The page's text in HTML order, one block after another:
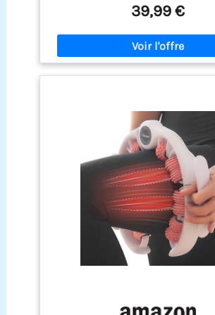
sculpte le corps. Augmentez les
une meilleure performance,
fascia pour la cellulite avec de la
cellulite, de l'huile corporelle ou
conducteur. Cela améliore la
approfondit les effets de massage
les résultats pour le raffermissement
le drainage lymphatique et la
cellulite. Cette machine de
de qualité supérieure est un cadeau
pour les mères, les épouses et les
aidant à obtenir une peau lisse, à
gonflements et à profiter d'une
profonde.
tr/min et pénètre profondément
pour vous offrir un massage sûr et
【Masseur Corporel à Domicile】
corporel personnel à domicile, vous
facilement l'utiliser à la maison
plus de temps et d'argent au spa;
électrique peut être utile pour lisser
électrique de la cellulite à tout
n'importe où. 【6 Coussinets à
Différentes】 La tête du masseur
recouverte de coussinets doux et
protéger la peau. Les coussinets
utilisés pour lisser, raffermir et
Les tapis blancs sont idéaux pour le
corps sec, ciblant toutes les parties
coussinets oranges sont utilisés pour
cellulite. 【Champ D'application】
plupart des parties du corps, telles
les jambes, l'abdomen et la taille, il
39,99 €